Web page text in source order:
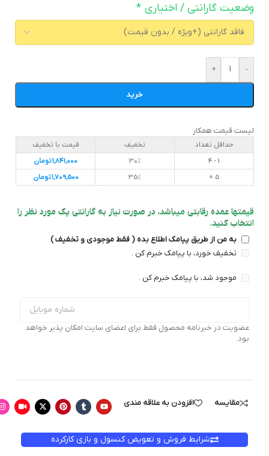
وضعیت گارانتی / اختیاری *
-
+
خرید
لیست قیمت همکار
حداقل تعداد تخفیف
قیمت با تخفیف
1 - 4
30%
1,841,000تومان
5 +
35%
1,709,500تومان
قیمتها عمده رقابتی میباشد، در صورت نیاز به گارانتی پک مورد نظر را
انتخاب کنید.
به من از طریق پیامک اطلاع بده ( فقط موجودی و تخفیف )
تخفیف خورد، با پیامک خبرم کن .
موجود شد، با پیامک خبرم کن .
عضویت در خبرنامه محصول فقط برای اعضای سایت امکان پذیر خواهد
بود.
مقایسه افزودن به علاقه مندی
شرایط فروش و تعویض کنسول و بازی کارکرده